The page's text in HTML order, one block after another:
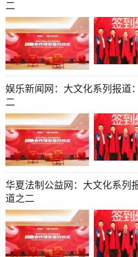
二
娱乐新闻网：大文化系列报道
二
华夏法制公益网：大文化系列
道之二